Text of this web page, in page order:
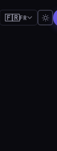
🇫🇷FR